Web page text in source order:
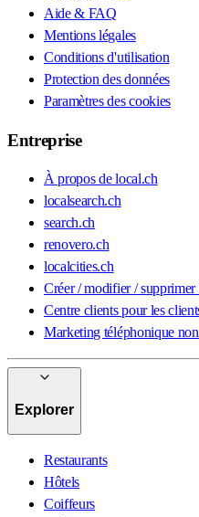
Aide & FAQ
Mentions légales
Conditions d'utilisation
Protection des données
Paramètres des cookies
Entreprise
À propos de local.ch
localsearch.ch
search.ch
renovero.ch
localcities.ch
Créer / modifier /
Centre clients pour les
Marketing téléphonique
Explorer
Restaurants
Hôtels
Coiffeurs